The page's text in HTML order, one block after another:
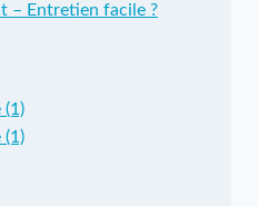
– Entretien facile ?